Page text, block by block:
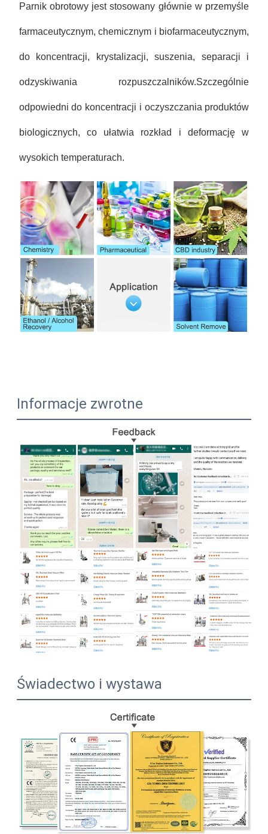
Parnik obrotowy jest stosowany głównie w przemyśle
farmaceutycznym, chemicznym i biofarmaceutycznym,
do koncentracji, krystalizacji, suszenia, separacji i
odzyskiwania rozpuszczalników.Szczególnie
odpowiedni do koncentracji i oczyszczania produktów
biologicznych, co ułatwia rozkład i deformację w
wysokich temperaturach.
Informacje zwrotne
Świadectwo i wystawa